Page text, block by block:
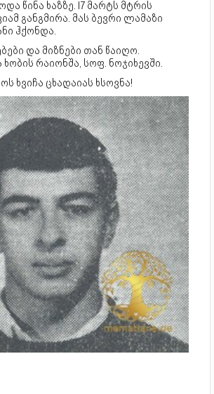
წინა ხაზზე. I7 მარტს მტრის
განგმირა. მას ბევრი ლამაზი
ჰქონდა.
და მიზნები თან წაიღო.
რაიონშა, სოფ. ნოჯიხევში.
ხვიჩა ცხადაიას ხსოვნა!